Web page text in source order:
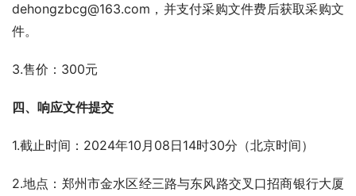
dehongzbcg@163.com，并支付采购文件费后获取采购文
件。
3.售价：300元
四、响应文件提交
1.截止时间：2024年10月08日14时30分（北京时间）
2.地点：郑州市金水区经三路与东风路交叉口招商银行大厦